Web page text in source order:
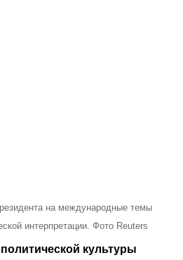
на международные темы
интерпретации. Фото Reuters
культуры